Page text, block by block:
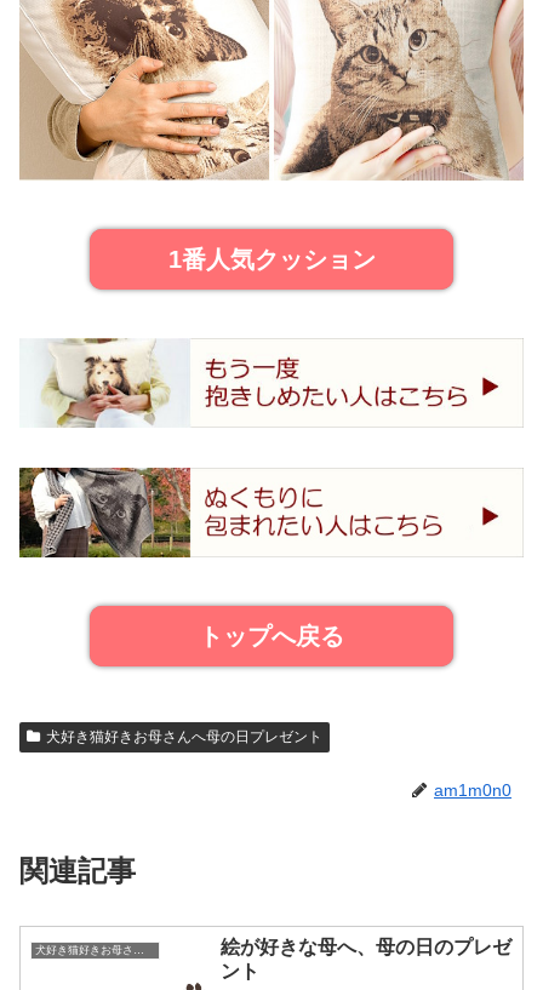
1番人気クッション
トップへ戻る
犬好き猫好きお母さんへ母の日プレゼント
am1m0n0
関連記事
絵が好きな母へ、母の日のプレゼ
ント